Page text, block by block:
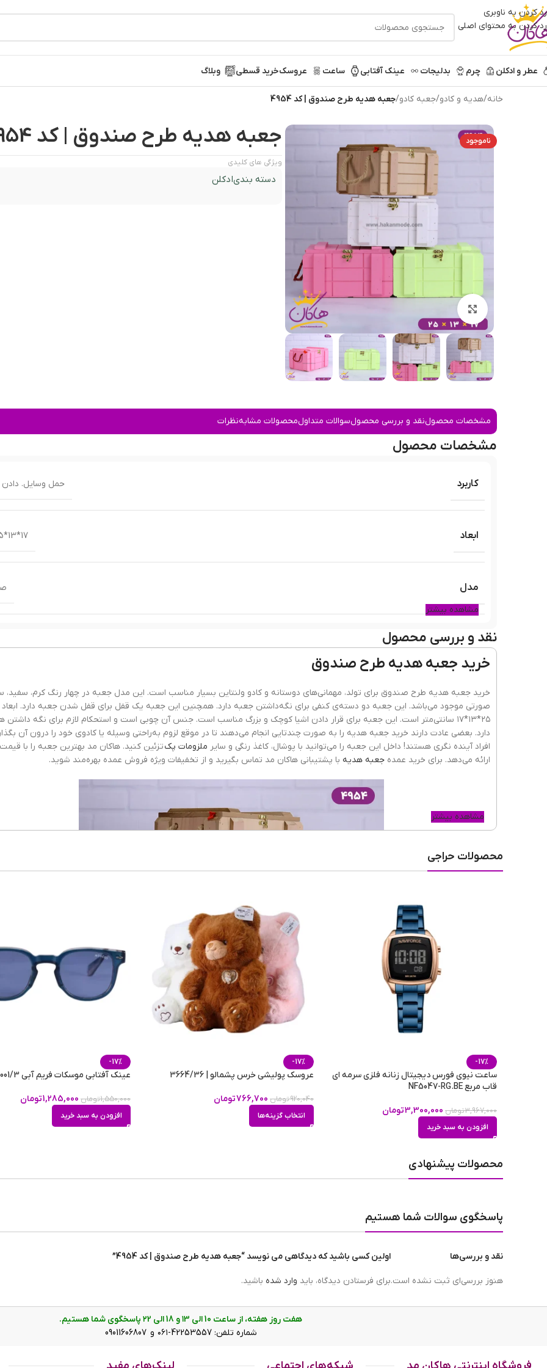
رد کردن به ناوبری
رد کردن به محتوای اصلی
عطر و ادکلن چرم بدلیجات عینک آفتابی ساعت عروسکخرید قسطی وبلاگ
خانه/هدیه و کادو/جعبه کادو/جعبه هدیه طرح صندوق | کد 4954
ناموجود جعبه هدیه طرح صندوق | کد 4954
ویژگی های کلیدی
دسته بندیادکلن
مشخصات محصولنقد و بررسی محصولسوالات متداولمحصولات مشابهنظرات
مشخصات محصول
کاربرد حمل وسایل.
ابعاد 17*13*25 cm
مدل
رنگ
جنس
مشاهده بیشتر
نقد و بررسی محصول
خرید جعبه هدیه طرح صندوق
خرید جعبه هدیه طرح صندوق برای تولد، مهمانی‌های دوستانه و کادو ولنتاین بسیار مناسب است. این مدل جعبه در چهار رنگ کرم، سفید،
صورتی موجود می‌باشد. این جعبه دو دسته‌ی کنفی برای نگه‌داشتن جعبه دارد. همچنین این جعبه یک قفل برای قفل شدن جعبه دارد.
۲۵*۱۳*۱۷ سانتی‌متر است. این جعبه برای قرار دادن اشیا کوچک و بزرگ مناسب است. جنس آن چوبی است و استحکام لازم برای نگه داشتن
دارد. بعضی عادت دارند خرید جعبه هدیه را به صورت چندتایی انجام می‌دهند تا در موقع لزوم به‌راحتی وسیله یا کادوی خود را درون آن
افراد آینده نگری هستند! داخل این جعبه را می‌توانید با پوشال، کاغذ رنگی و سایر ملزومات پکتزئین کنید. هاکان مد بهترین جعبه را با
ارائه می‌دهد. برای خرید عمده جعبه هدیه با پشتیبانی هاکان مد تماس بگیرید و از تخفیفات ویژه فروش عمده بهره‌مند شوید.
مشاهده بیشتر
محصولات حراجی
-17%
ساعت نیوی فورس دیجیتال زنانه فلزی سرمه ای
قاب مربع NF5047-RG.BE
3,967,000تومان 3,300,000تومان
افزودن به سبد خرید
-17%
عروسک پولیشی خرس پشمالو | 3664/36
920,040تومان 766,700تومان
انتخاب گزینه‌ها
-17%
عینک آفتابی موسکات فریم آبی 62001/3
1,550,000تومان 1,285,000تومان
افزودن به سبد خرید
محصولات پیشنهادی
پاسخگوی سوالات شما هستیم
نقد و بررسی‌ها
هنوز بررسی‌ای ثبت نشده است.
اولین کسی باشید که دیدگاهی می نویسد “جعبه هدیه طرح صندوق | کد 4954”
برای فرستادن دیدگاه، باید وارد شده باشید.
هفت روز هفته، از ساعت 10 الی ۱3 و 18 الی ۲2 پاسخگوی شما هستیم.
شماره تلفن: 42253557-۰۶۱ و 09011606807